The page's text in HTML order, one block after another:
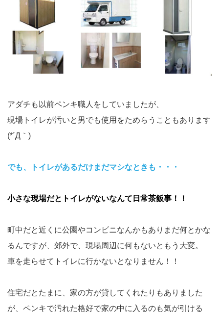
アダチも以前ペンキ職人をしていましたが、
現場トイレが汚いと男でも使用をためらうこともあります
(*´Д｀)
でも、トイレがあるだけまだマシなときも・・・
小さな現場だとトイレがないなんて日常茶飯事！！
町中だと近くに公園やコンビニなんかもありまだ何とかな
るんですが、郊外で、現場周辺に何もないともう大変。
車を走らせてトイレに行かないとなりません！！
住宅だとたまに、家の方が貸してくれたりもありました
が、ペンキで汚れた格好で家の中に入るのも気が引ける